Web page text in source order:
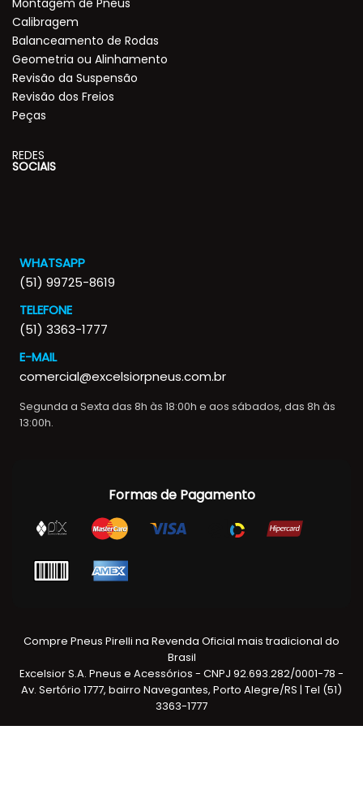
Montagem de Pneus
Calibragem
Balanceamento de Rodas
Geometria ou Alinhamento
Revisão da Suspensão
Revisão dos Freios
Peças
REDES
SOCIAIS
WHATSAPP
(51) 99725-8619
TELEFONE
(51) 3363-1777
E-MAIL
comercial@excelsiorpneus.com.br
Segunda a Sexta das 8h às 18:00h e aos sábados, das 8h às
13:00h.
Formas de Pagamento
Compre Pneus Pirelli na Revenda Oficial mais tradicional do
Brasil
Excelsior S.A. Pneus e Acessórios - CNPJ 92.693.282/0001-78 -
Av. Sertório 1777, bairro Navegantes, Porto Alegre/RS | Tel (51)
3363-1777